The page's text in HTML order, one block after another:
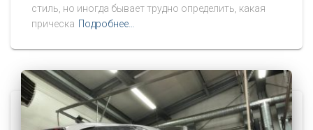
стиль, но иногда бывает трудно определить, какая
прическа Подробнее…